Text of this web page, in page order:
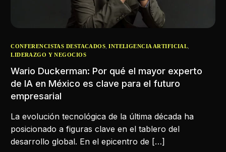
CONFERENCISTAS DESTACADOS,INTELIGENCIA ARTIFICIAL,
LIDERAZGO Y NEGOCIOS
Wario Duckerman: Por qué el mayor experto
de IA en México es clave para el futuro
empresarial
La evolución tecnológica de la última década ha
posicionado a figuras clave en el tablero del
desarrollo global. En el epicentro de […]